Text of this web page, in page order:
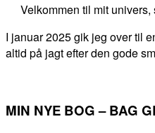
Velkommen til mit
I januar 2025 gik jeg over til
altid på jagt efter den gode
MIN NYE BOG – BAG